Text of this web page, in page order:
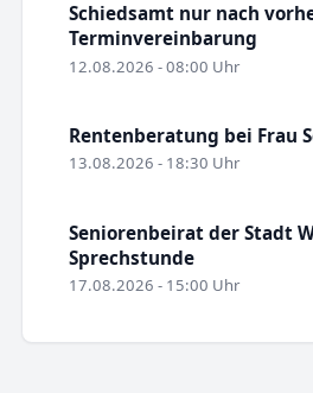
Schiedsamt nur nach
Terminvereinbarung
12.08.2026 - 08:00 Uhr
Rentenberatung bei Frau
13.08.2026 - 18:30 Uhr
Seniorenbeirat der Stadt
Sprechstunde
17.08.2026 - 15:00 Uhr